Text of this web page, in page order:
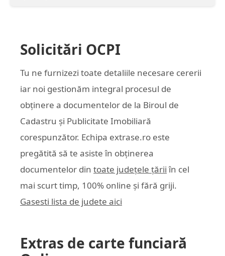
Solicitări OCPI
Tu ne furnizezi toate detaliile necesare cererii
iar noi gestionăm integral procesul de
obținere a documentelor de la Biroul de
Cadastru și Publicitate Imobiliară
corespunzător. Echipa extrase.ro este
pregătită să te asiste în obținerea
documentelor din toate județele țării în cel
mai scurt timp, 100% online și fără griji.
Gasesti lista de judete aici
Extras de carte funciară